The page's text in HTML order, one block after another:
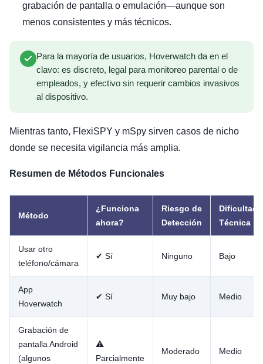
grabación de pantalla o emulación—aunque son
menos consistentes y más técnicos.
Para la mayoría de usuarios, Hoverwatch da en el
clavo: es discreto, legal para monitoreo parental o de
empleados, y efectivo sin requerir cambios invasivos
al dispositivo.
Mientras tanto, FlexiSPY y mSpy sirven casos de nicho
donde se necesita vigilancia más amplia.
Resumen de Métodos Funcionales
Método
¿Funciona
ahora?
Riesgo de
Detección
Dificultad
Técnica
Usar otro
teléfono/cámara
✔ Sí Ninguno Bajo
App
Hoverwatch
✔ Sí Muy bajo Medio
Grabación de
pantalla Android
(algunos
⚠
Parcialmente
Moderado Medio